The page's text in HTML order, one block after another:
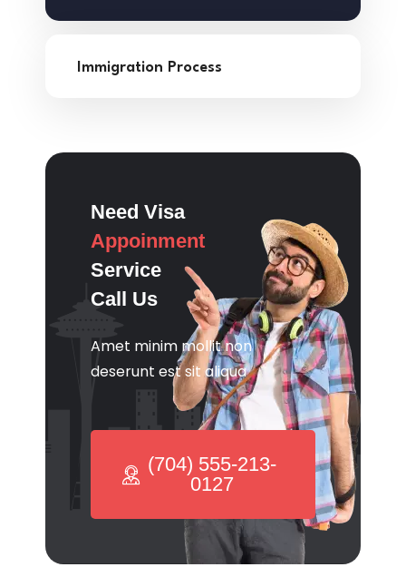
Immigration Process
Need Visa
Appoinment
Service
Call Us
Amet minim mollit non
deserunt est sit aliqua
(704) 555-213-
0127